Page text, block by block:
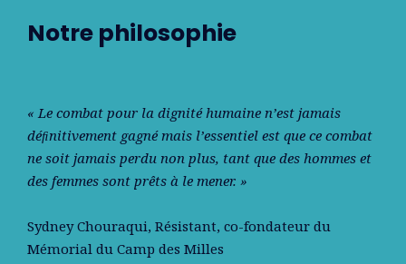
Notre philosophie
« Le combat pour la dignité humaine n’est jamais
déﬁnitivement gagné mais l’essentiel est que ce combat
ne soit jamais perdu non plus, tant que des hommes et
des femmes sont prêts à le mener. »
Sydney Chouraqui, Résistant, co-fondateur du
Mémorial du Camp des Milles